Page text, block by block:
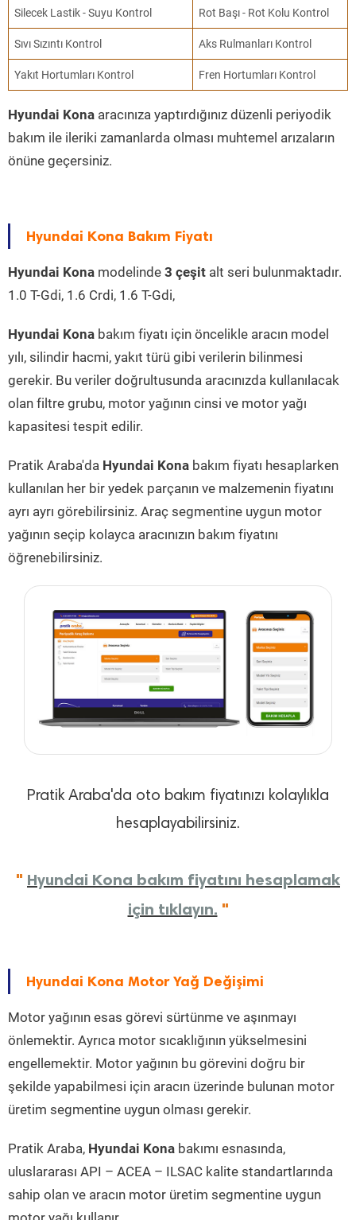
Silecek Lastik - Suyu Kontrol Rot Başı - Rot Kolu Kontrol
Sıvı Sızıntı Kontrol Aks Rulmanları Kontrol
Yakıt Hortumları Kontrol Fren Hortumları Kontrol
Hyundai Kona aracınıza yaptırdığınız düzenli periyodik
bakım ile ileriki zamanlarda olması muhtemel arızaların
önüne geçersiniz.
Hyundai Kona Bakım Fiyatı
Hyundai Kona modelinde 3 çeşit alt seri bulunmaktadır.
1.0 T-Gdi, 1.6 Crdi, 1.6 T-Gdi,
Hyundai Kona bakım fiyatı için öncelikle aracın model
yılı, silindir hacmi, yakıt türü gibi verilerin bilinmesi
gerekir. Bu veriler doğrultusunda aracınızda kullanılacak
olan filtre grubu, motor yağının cinsi ve motor yağı
kapasitesi tespit edilir.
Pratik Araba'da Hyundai Kona bakım fiyatı hesaplarken
kullanılan her bir yedek parçanın ve malzemenin fiyatını
ayrı ayrı görebilirsiniz. Araç segmentine uygun motor
yağının seçip kolayca aracınızın bakım fiyatını
öğrenebilirsiniz.
Pratik Araba'da oto bakım fiyatınızı kolaylıkla
hesaplayabilirsiniz.
" Hyundai Kona bakım fiyatını hesaplamak
için tıklayın. "
Hyundai Kona Motor Yağ Değişimi
Motor yağının esas görevi sürtünme ve aşınmayı
önlemektir. Ayrıca motor sıcaklığının yükselmesini
engellemektir. Motor yağının bu görevini doğru bir
şekilde yapabilmesi için aracın üzerinde bulunan motor
üretim segmentine uygun olması gerekir.
Pratik Araba, Hyundai Kona bakımı esnasında,
uluslararası API – ACEA – ILSAC kalite standartlarında
sahip olan ve aracın motor üretim segmentine uygun